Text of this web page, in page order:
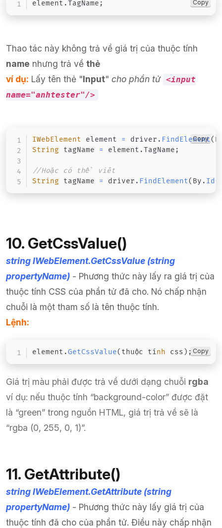
element .TagName ; Copy
Thao tác này không trả về giá trị của thuộc tính
name nhưng trả về thẻ
ví dụ: Lấy tên thẻ "Input" cho phần tử <input
name="anhtester"/>
IWebElement element = driver . FindElement(
String tagName = element .TagName ;
//Hoặc có thể viết
String tagName = driver . FindElement( By . Id (
Copy
10. GetCssValue()
string IWebElement.GetCssValue (string
propertyName) - Phương thức này lấy ra giá trị của
thuộc tính CSS của phần tử đã cho. Nó chấp nhận
chuỗi là một tham số là tên thuộc tính.
Lệnh:
element .GetCssValue( thuộc tính css ) ; Copy
Giá trị màu phải được trả về dưới dạng chuỗi rgba
ví dụ: nếu thuộc tính “background-color” được đặt
là “green” trong nguồn HTML, giá trị trả về sẽ là
“rgba (0, 255, 0, 1)”.
11. GetAttribute()
string IWebElement.GetAttribute (string
propertyName) - Phương thức này lấy giá trị của
thuộc tính đã cho của phần tử. Điều này chấp nhận